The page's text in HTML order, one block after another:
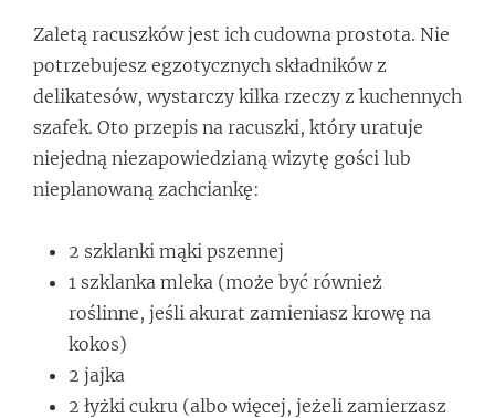
Zaletą racuszków jest ich cudowna prostota. Nie
potrzebujesz egzotycznych składników z
delikatesów, wystarczy kilka rzeczy z kuchennych
szafek. Oto przepis na racuszki, który uratuje
niejedną niezapowiedzianą wizytę gości lub
nieplanowaną zachciankę:
2 szklanki mąki pszennej
1 szklanka mleka (może być również
roślinne, jeśli akurat zamieniasz krowę na
kokos)
2 jajka
2 łyżki cukru (albo więcej, jeżeli zamierzasz